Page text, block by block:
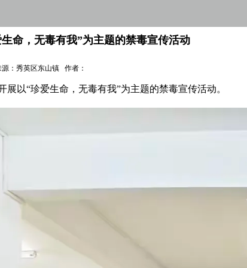
命，无毒有我”为主题的禁毒宣传活动
：秀英区东山镇 作者：
展以“珍爱生命，无毒有我”为主题的禁毒宣传活动。